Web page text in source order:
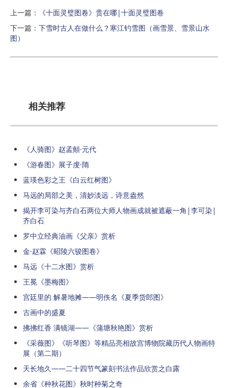
上一篇：
《十面灵璧图卷》贵在哪|十面灵璧图卷
下一篇： 下雪时古人在做什么？寒江钓雪图（画雪景、雪景山水
图）
相关推荐
《人骑图》赵孟頫·元代
《游春图》展子虔·隋
蓝瑛色彩之王《白云红树图》
马远的局部之美，清妙淡远，诗意盎然
揭开李可染与齐白石两位大师人物画成就被遮蔽一角|李可染|
齐白石
罗中立经典油画《父亲》赏析
金·赵霖《昭陵六骏图卷》
马远《十二水图》赏析
​王冕《墨梅图》
宫廷里的 解暑地摊——明佚名《夏季货郎图》
古画中的盛夏
拂拂红香 满镜湖——《蒲塘秋艳图》赏析
《采薇图》《听琴图》等精品亮相故宫博物院藏历代人物画特
展（第二期）
天长地久——二十四节气篆刻书法作品欣赏之白露
余省《种秋花图》秋时种菊之奇